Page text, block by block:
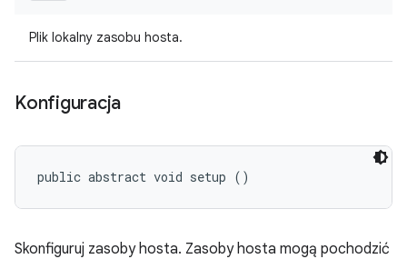
Plik lokalny zasobu hosta.
Konfiguracja
public abstract void setup ()
Skonfiguruj zasoby hosta. Zasoby hosta mogą pochodzić